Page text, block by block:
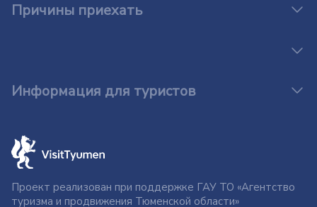
Причины приехать
Информация для туристов
Проект реализован при поддержке ГАУ ТО «Агентство
туризма и продвижения Тюменской области»